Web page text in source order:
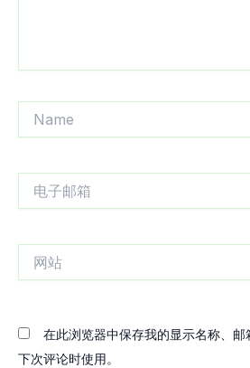
在此浏览器中保存我的显示名称、
下次评论时使用。